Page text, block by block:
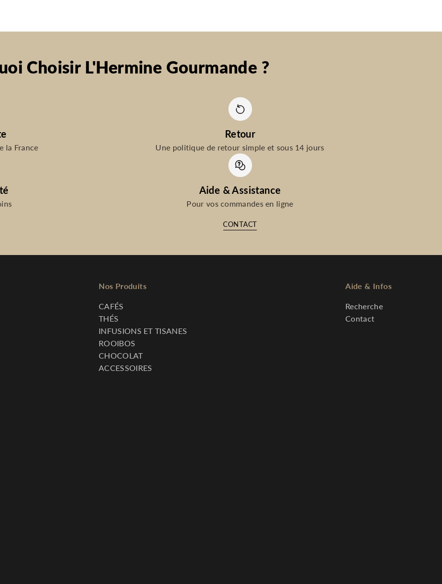
Choisir L'Hermine Gourmande ?
la France
Retour
Une politique de retour simple et sous 14 jours
Aide & Assistance
Pour vos commandes en ligne
CONTACT
Nos Produits
CAFÉS
THÉS
INFUSIONS ET TISANES
ROOIBOS
CHOCOLAT
ACCESSOIRES
Aide & Infos
Recherche
Contact